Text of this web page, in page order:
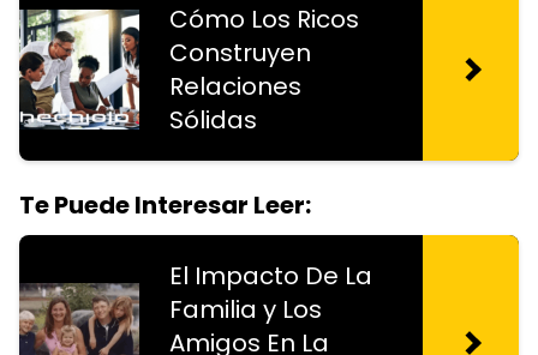
Cómo Los Ricos
Construyen
Relaciones
Sólidas
Te Puede Interesar Leer:
El Impacto De La
Familia y Los
Amigos En La